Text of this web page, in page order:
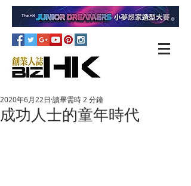
成功人士的童年時代
2020年6月22日 讀畢需時 2 分鐘